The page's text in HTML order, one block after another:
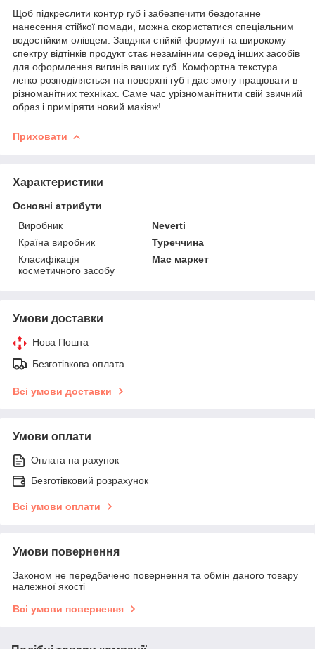
Щоб підкреслити контур губ і забезпечити бездоганне
нанесення стійкої помади, можна скористатися спеціальним
водостійким олівцем. Завдяки стійкій формулі та широкому
спектру відтінків продукт стає незамінним серед інших засобів
для оформлення вигинів ваших губ. Комфортна текстура
легко розподіляється на поверхні губ і дає змогу працювати в
різноманітних техніках. Саме час урізноманітнити свій звичний
образ і приміряти новий макіяж!
Приховати
Характеристики
Основні атрибути
Виробник
Neverti
Країна виробник
Туреччина
Класифікація
косметичного засобу
Мас маркет
Умови доставки
Нова Пошта
Безготівкова оплата
Всі умови доставки
Умови оплати
Оплата на рахунок
Безготівковий розрахунок
Всі умови оплати
Умови повернення
Законом не передбачено повернення та обмін даного товару
належної якості
Всі умови повернення